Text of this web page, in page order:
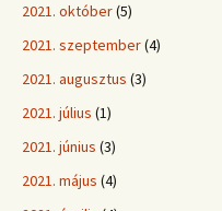
2021. október(5)
2021. szeptember(4)
2021. augusztus (3)
2021. július (1)
2021. június (3)
2021. május (4)